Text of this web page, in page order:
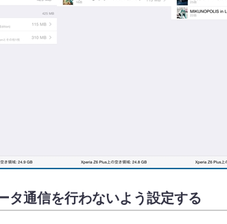
タ通信を行わないよう設定する